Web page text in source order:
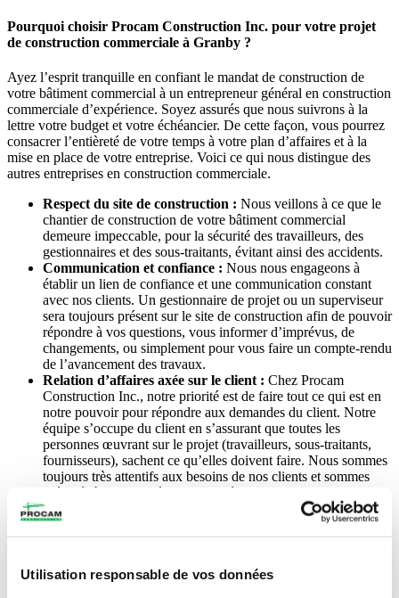
Utilisation responsable de vos données
Pourquoi choisir Procam Construction Inc. pour votre projet
de construction commerciale à Granby ?
Ayez l’esprit tranquille en confiant le mandat de construction de
votre bâtiment commercial à un entrepreneur général en construction
commerciale d’expérience. Soyez assurés que nous suivrons à la
lettre votre budget et votre échéancier. De cette façon, vous pourrez
consacrer l’entièreté de votre temps à votre plan d’affaires et à la
mise en place de votre entreprise. Voici ce qui nous distingue des
autres entreprises en construction commerciale.
Respect du site de construction : Nous veillons à ce que le
chantier de construction de votre bâtiment commercial
demeure impeccable, pour la sécurité des travailleurs, des
gestionnaires et des sous-traitants, évitant ainsi des accidents.
Communication et confiance : Nous nous engageons à
établir un lien de confiance et une communication constant
avec nos clients. Un gestionnaire de projet ou un superviseur
sera toujours présent sur le site de construction afin de pouvoir
répondre à vos questions, vous informer d’imprévus, de
changements, ou simplement pour vous faire un compte-rendu
de l’avancement des travaux.
Relation d’affaires axée sur le client : Chez Procam
Construction Inc., notre priorité est de faire tout ce qui est en
notre pouvoir pour répondre aux demandes du client. Notre
équipe s’occupe du client en s’assurant que toutes les
personnes œuvrant sur le projet (travailleurs, sous-traitants,
fournisseurs), sachent ce qu’elles doivent faire. Nous sommes
toujours très attentifs aux besoins de nos clients et sommes
préparés à tout problème ou imprévu pouvant survenir en
cours de projet. La satisfaction de notre client est notre plus
grande récompense!
Flexibilité de travail :Notre expérience et notre solide
ont permis d’établir des liens d’affaire durables avec les